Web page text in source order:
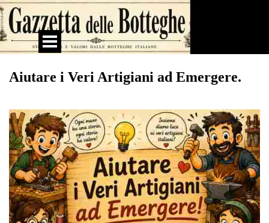
Vai ai contenuti
Salta menù
Aiutare i Veri Artigiani ad Emergere.